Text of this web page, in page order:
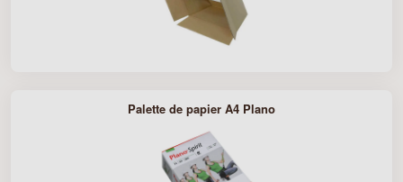
Palette de papier A4 Plano